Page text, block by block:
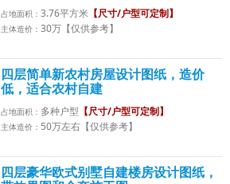
占地面积： 3.76平方米 【尺寸/户型可定制】
主体造价： 30万【仅供参考】
四层简单新农村房屋设计图纸，造价
低，适合农村自建
占地面积： 多种户型 【尺寸/户型可定制】
主体造价： 50万左右【仅供参考】
四层豪华欧式别墅自建楼房设计图纸，